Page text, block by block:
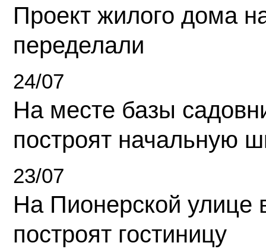
Проект жилого дома
переделали
24/07
На месте базы
построят начальную
23/07
На Пионерской улице
построят гостиницу